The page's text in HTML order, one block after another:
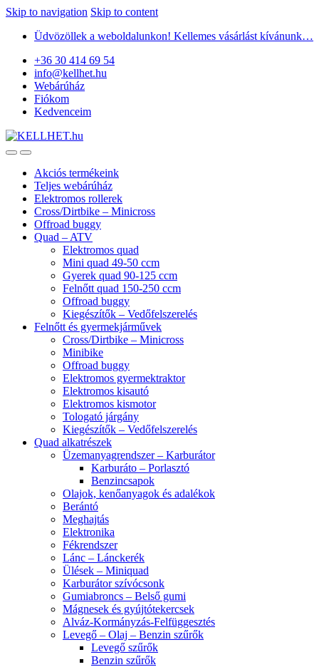
Skip to navigation Skip to content
Üdvözöllek a weboldalunkon! Kellemes vásárlást kívánunk…
+36 30 414 69 54
info@kellhet.hu
Webárúház
Fiókom
Kedvenceim
Akciós termékeink
Teljes webárúház
Elektromos rollerek
Cross/Dirtbike – Minicross
Offroad buggy
Quad – ATV
Elektromos quad
Mini quad 49-50 ccm
Gyerek quad 90-125 ccm
Felnőtt quad 150-250 ccm
Offroad buggy
Kiegészítők – Vedőfelszerelés
Felnőtt és gyermekjárművek
Cross/Dirtbike – Minicross
Minibike
Offroad buggy
Elektromos gyermektraktor
Elektromos kisautó
Elektromos kismotor
Tologató járgány
Kiegészítők – Vedőfelszerelés
Quad alkatrészek
Üzemanyagrendszer – Karburátor
Karburáto – Porlasztó
Benzincsapok
Olajok, kenőanyagok és adalékok
Berántó
Meghajtás
Elektronika
Fékrendszer
Lánc – Lánckerék
Ülések – Miniquad
Karburátor szívócsonk
Gumiabroncs – Belső gumi
Mágnesek és gyújtótekercsek
Alváz-Kormányzás-Felfüggesztés
Levegő – Olaj – Benzin szűrők
Levegő szűrők
Benzin szűrők